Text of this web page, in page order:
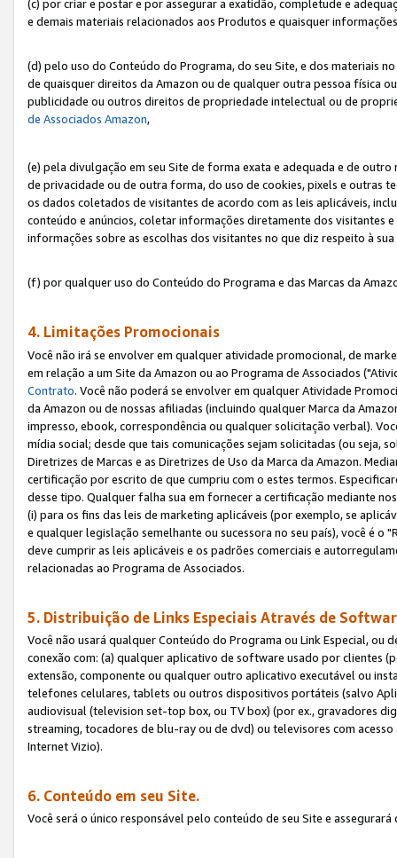
(c) por criar e postar e por assegurar a exatidão, completude e
e demais materiais relacionados aos Produtos e quaisquer
(d) pelo uso do Conteúdo do Programa, do seu Site, e dos materiais
de quaisquer direitos da Amazon ou de qualquer outra pessoa física
publicidade ou outros direitos de propriedade intelectual ou de
de Associados Amazon,
(e) pela divulgação em seu Site de forma exata e adequada e de
de privacidade ou de outra forma, do uso de cookies, pixels e outras
os dados coletados de visitantes de acordo com as leis aplicáveis,
conteúdo e anúncios, coletar informações diretamente dos visitantes
informações sobre as escolhas dos visitantes no que diz respeito à
(f) por qualquer uso do Conteúdo do Programa e das Marcas da
4. Limitações Promocionais
Você não irá se envolver em qualquer atividade promocional, de
em relação a um Site da Amazon ou ao Programa de Associados
Contrato. Você não poderá se envolver em qualquer Atividade
da Amazon ou de nossas afiliadas (incluindo qualquer Marca da
impresso, ebook, correspondência ou qualquer solicitação verbal).
mídia social; desde que tais comunicações sejam solicitadas (ou seja,
Diretrizes de Marcas e as Diretrizes de Uso da Marca da Amazon.
certificação por escrito de que cumpriu com o estes termos.
desse tipo. Qualquer falha sua em fornecer a certificação mediante
(i) para os fins das leis de marketing aplicáveis (por exemplo, se
e qualquer legislação semelhante ou sucessora no seu país), você é o
deve cumprir as leis aplicáveis e os padrões comerciais e
relacionadas ao Programa de Associados.
5. Distribuição de Links Especiais Através de
Você não usará qualquer Conteúdo do Programa ou Link Especial,
conexão com: (a) qualquer aplicativo de software usado por clientes
extensão, componente ou qualquer outro aplicativo executável ou
telefones celulares, tablets ou outros dispositivos portáteis (salvo
audiovisual (television set-top box, ou TV box) (por ex., gravadores
streaming, tocadores de blu-ray ou de dvd) ou televisores com
Internet Vizio).
6. Conteúdo em seu Site.
Você será o único responsável pelo conteúdo de seu Site e assegurará